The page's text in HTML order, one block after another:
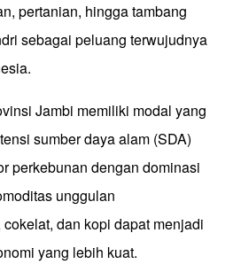
pertanian, hingga tambang
sebagai peluang terwujudnya
Jambi memiliki modal yang
sumber daya alam (SDA)
perkebunan dengan dominasi
unggulan
dan kopi dapat menjadi
yang lebih kuat.